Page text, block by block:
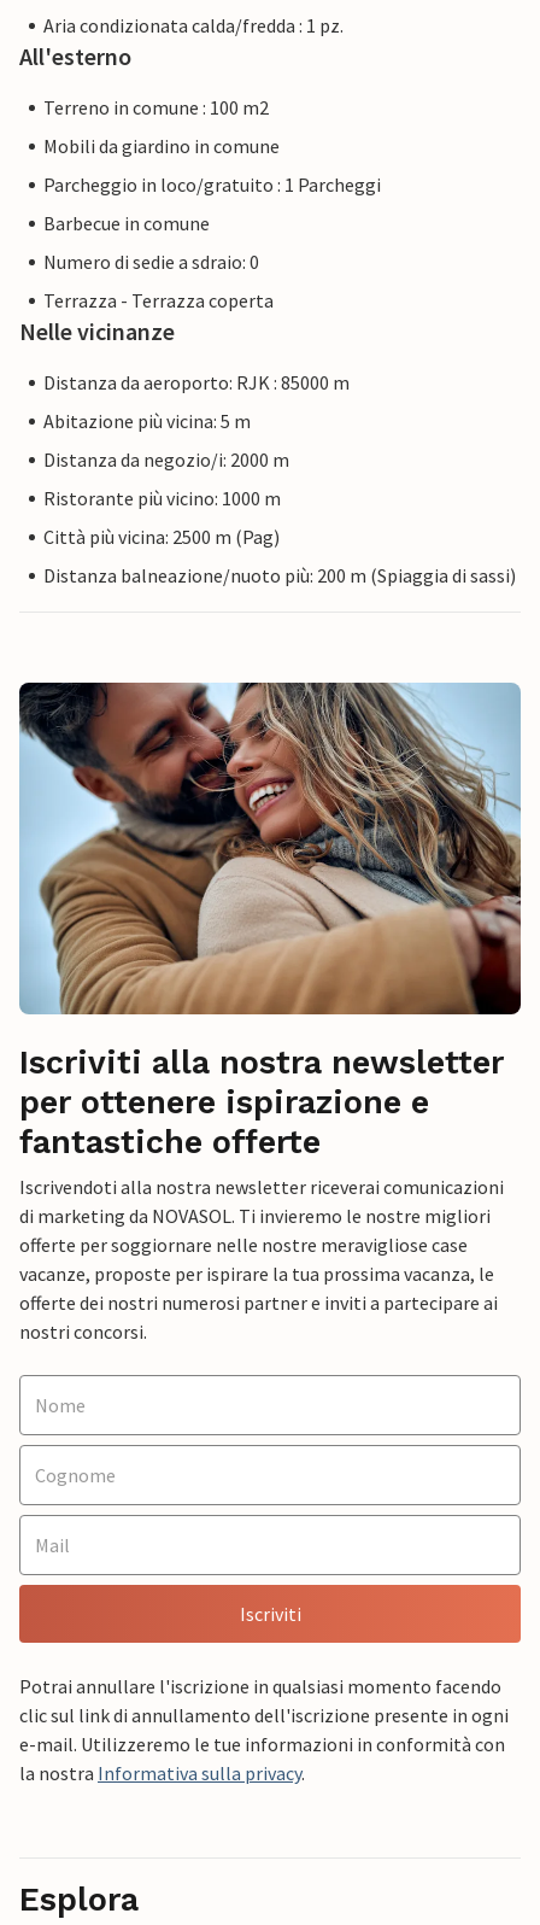
Aria condizionata calda/fredda : 1 pz.
All'esterno
Terreno in comune : 100 m2
Mobili da giardino in comune
Parcheggio in loco/gratuito : 1 Parcheggi
Barbecue in comune
Numero di sedie a sdraio: 0
Terrazza - Terrazza coperta
Nelle vicinanze
Distanza da aeroporto: RJK : 85000 m
Abitazione più vicina: 5 m
Distanza da negozio/i: 2000 m
Ristorante più vicino: 1000 m
Città più vicina: 2500 m (Pag)
Distanza balneazione/nuoto più: 200 m (Spiaggia di sassi)
Iscriviti alla nostra newsletter
per ottenere ispirazione e
fantastiche offerte
Iscrivendoti alla nostra newsletter riceverai comunicazioni
di marketing da NOVASOL. Ti invieremo le nostre migliori
offerte per soggiornare nelle nostre meravigliose case
vacanze, proposte per ispirare la tua prossima vacanza, le
offerte dei nostri numerosi partner e inviti a partecipare ai
nostri concorsi.
Iscriviti
Potrai annullare l'iscrizione in qualsiasi momento facendo
clic sul link di annullamento dell'iscrizione presente in ogni
e-mail. Utilizzeremo le tue informazioni in conformità con
la nostra Informativa sulla privacy.
Esplora